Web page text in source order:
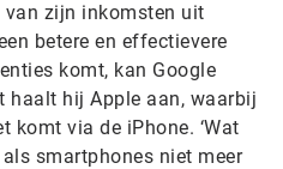
zijn inkomsten uit
betere en effectievere
komt, kan Google
haalt hij Apple aan, waarbij
komt via de iPhone. ‘Wat
smartphones niet meer